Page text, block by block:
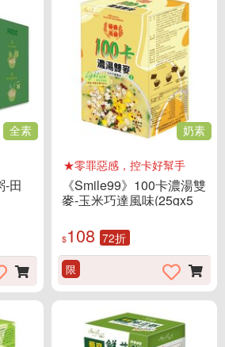
全素
-田
奶素
★零罪惡感，控卡好幫手
《Smile99》100卡濃湯雙
麥-玉米巧達風味(25gx5
$108 72折
限